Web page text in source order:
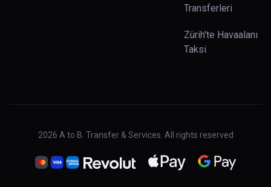
Transferleri
Zürih'te Havaalanı
Taksi
2026 A to B. Transfer & Services. All rights reserved